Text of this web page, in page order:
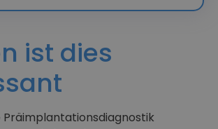
ist dies
Präimplantationsdiagnostik